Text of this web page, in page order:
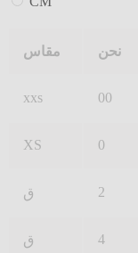
مقاس نحن
xxs 00
XS 0
ق 2
ق 4